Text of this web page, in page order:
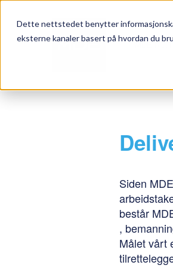
Dette nettstedet benytter
eksterne kanaler basert på hvordan du
MDE
Siden
består
,
Målet vårt